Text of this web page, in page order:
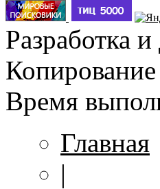
Разработка
Время
Главная
|